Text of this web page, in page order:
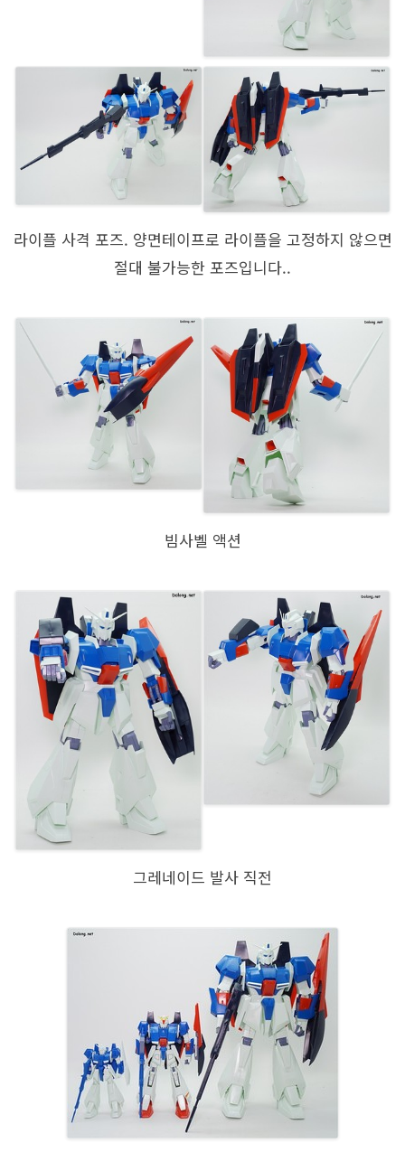
라이플 사격 포즈. 양면테이프로 라이플을 고정하지 않으면
절대 불가능한 포즈입니다..
빔사벨 액션
그레네이드 발사 직전